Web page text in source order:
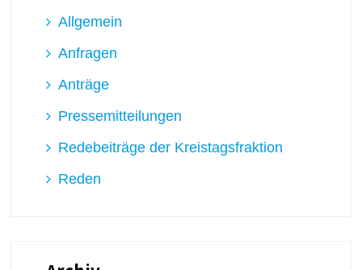
Allgemein
Anfragen
Anträge
Pressemitteilungen
Redebeiträge der Kreistagsfraktion
Reden